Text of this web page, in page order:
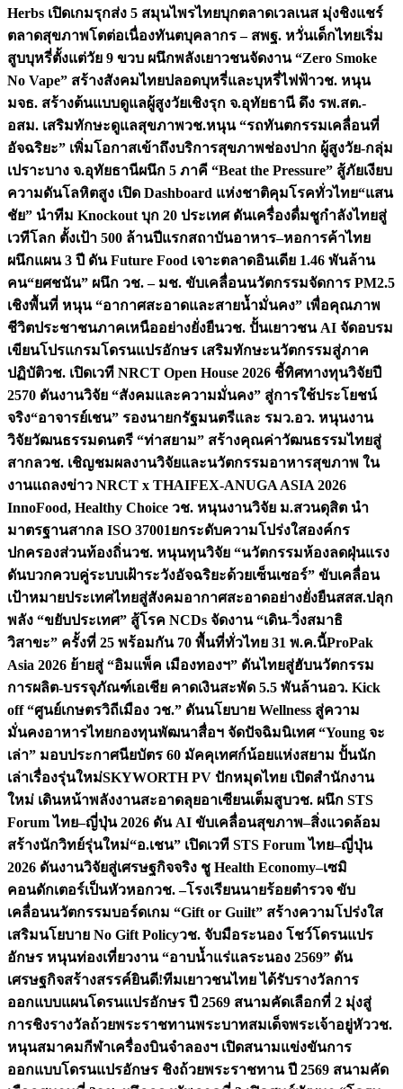
Herbs เปิดเกมรุกส่ง 5 สมุนไพรไทยบุกตลาดเวลเนส มุ่งชิงแชร์
ตลาดสุขภาพโตต่อเนื่องทันตบุคลากร – สพฐ. หวั่นเด็กไทยเริ่ม
สูบบุหรี่ตั้งแต่วัย 9 ขวบ ผนึกพลังเยาวชนจัดงาน “Zero Smoke
No Vape” สร้างสังคมไทยปลอดบุหรี่และบุหรี่ไฟฟ้าวช. หนุน
มจธ. สร้างต้นแบบดูแลผู้สูงวัยเชิงรุก จ.อุทัยธานี ดึง รพ.สต.-
อสม. เสริมทักษะดูแลสุขภาพวช.หนุน “รถทันตกรรมเคลื่อนที่
อัจฉริยะ” เพิ่มโอกาสเข้าถึงบริการสุขภาพช่องปาก ผู้สูงวัย-กลุ่ม
เปราะบาง จ.อุทัยธานีผนึก 5 ภาคี “Beat the Pressure” สู้ภัยเงียบ
ความดันโลหิตสูง เปิด Dashboard แห่งชาติคุมโรคทั่วไทย“แสน
ชัย” นำทีม Knockout บุก 20 ประเทศ ดันเครื่องดื่มชูกำลังไทยสู่
เวทีโลก ตั้งเป้า 500 ล้านปีแรกสถาบันอาหาร–หอการค้าไทย
ผนึกแผน 3 ปี ดัน Future Food เจาะตลาดอินเดีย 1.46 พันล้าน
คน“ยศชนัน” ผนึก วช. – มช. ขับเคลื่อนนวัตกรรมจัดการ PM2.5
เชิงพื้นที่ หนุน “อากาศสะอาดและสายน้ำมั่นคง” เพื่อคุณภาพ
ชีวิตประชาชนภาคเหนืออย่างยั่งยืนวช. ปั้นเยาวชน AI จัดอบรม
เขียนโปรแกรมโดรนแปรอักษร เสริมทักษะนวัตกรรมสู่ภาค
ปฏิบัติวช. เปิดเวที NRCT Open House 2026 ชี้ทิศทางทุนวิจัยปี
2570 ดันงานวิจัย “สังคมและความมั่นคง” สู่การใช้ประโยชน์
จริง“อาจารย์เชน” รองนายกรัฐมนตรีและ รมว.อว. หนุนงาน
วิจัยวัฒนธรรมดนตรี “ท่าสยาม” สร้างคุณค่าวัฒนธรรมไทยสู่
สากลวช. เชิญชมผลงานวิจัยและนวัตกรรมอาหารสุขภาพ ใน
งานแถลงข่าว NRCT x THAIFEX-ANUGA ASIA 2026
InnoFood, Healthy Choice วช. หนุนงานวิจัย ม.สวนดุสิต นำ
มาตรฐานสากล ISO 37001ยกระดับความโปร่งใสองค์กร
ปกครองส่วนท้องถิ่นวช. หนุนทุนวิจัย “นวัตกรรมห้องลดฝุ่นแรง
ดันบวกควบคู่ระบบเฝ้าระวังอัจฉริยะด้วยเซ็นเซอร์” ขับเคลื่อน
เป้าหมายประเทศไทยสู่สังคมอากาศสะอาดอย่างยั่งยืนสสส.ปลุก
พลัง “ขยับประเทศ” สู้โรค NCDs จัดงาน “เดิน-วิ่งสมาธิ
วิสาขะ” ครั้งที่ 25 พร้อมกัน 70 พื้นที่ทั่วไทย 31 พ.ค.นี้ProPak
Asia 2026 ย้ายสู่ “อิมแพ็ค เมืองทองฯ” ดันไทยสู่ฮับนวัตกรรม
การผลิต-บรรจุภัณฑ์เอเชีย คาดเงินสะพัด 5.5 พันล้านอว. Kick
off “ศูนย์เกษตรวิถีเมือง วช.” ดันนโยบาย Wellness สู่ความ
มั่นคงอาหารไทยกองทุนพัฒนาสื่อฯ จัดปัจฉิมนิเทศ “Young จะ
เล่า” มอบประกาศนียบัตร 60 มัคคุเทศก์น้อยแห่งสยาม ปั้นนัก
เล่าเรื่องรุ่นใหม่SKYWORTH PV ปักหมุดไทย เปิดสำนักงาน
ใหม่ เดินหน้าพลังงานสะอาดลุยอาเซียนเต็มสูบวช. ผนึก STS
Forum ไทย–ญี่ปุ่น 2026 ดัน AI ขับเคลื่อนสุขภาพ–สิ่งแวดล้อม
สร้างนักวิทย์รุ่นใหม่“อ.เชน” เปิดเวที STS Forum ไทย–ญี่ปุ่น
2026 ดันงานวิจัยสู่เศรษฐกิจจริง ชู Health Economy–เซมิ
คอนดักเตอร์เป็นหัวหอกวช. –โรงเรียนนายร้อยตำรวจ ขับ
เคลื่อนนวัตกรรมบอร์ดเกม “Gift or Guilt” สร้างความโปร่งใส
เสริมนโยบาย No Gift Policyวช. จับมือระนอง โชว์โดรนแปร
อักษร หนุนท่องเที่ยวงาน “อาบน้ำแร่แลระนอง 2569” ดัน
เศรษฐกิจสร้างสรรค์ยินดี!ทีมเยาวชนไทย ได้รับรางวัลการ
ออกแบบแผนโดรนแปรอักษร ปี 2569 สนามคัดเลือกที่ 2 มุ่งสู่
การชิงรางวัลถ้วยพระราชทานพระบาทสมเด็จพระเจ้าอยู่หัววช.
หนุนสมาคมกีฬาเครื่องบินจำลองฯ เปิดสนามแข่งขันการ
ออกแบบโดรนแปรอักษร ชิงถ้วยพระราชทาน ปี 2569 สนามคัด